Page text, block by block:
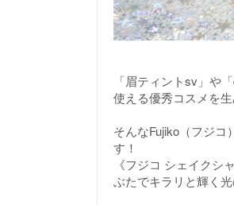
「眉ティントsv」や
使える優秀コスメを
そんなFujiko（フジ
す！
《フジコ シェイクシ
ぶたでキラリと輝く